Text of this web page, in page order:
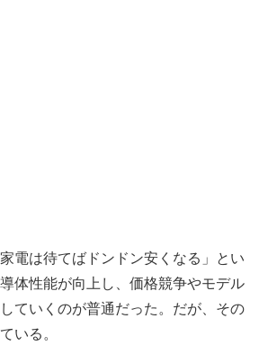
電は待てばドンドン安くなる」とい
体性能が向上し、価格競争やモデル
ていくのが普通だった。だが、その
いる。